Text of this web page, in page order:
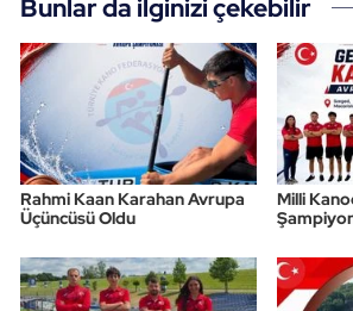
Rahmi Kaan Karahan Avrupa
Üçüncüsü Oldu
Milli